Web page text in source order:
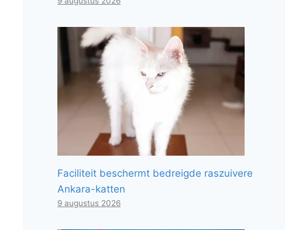
Faciliteit beschermt bedreigde raszuivere
Ankara-katten
9 augustus 2026